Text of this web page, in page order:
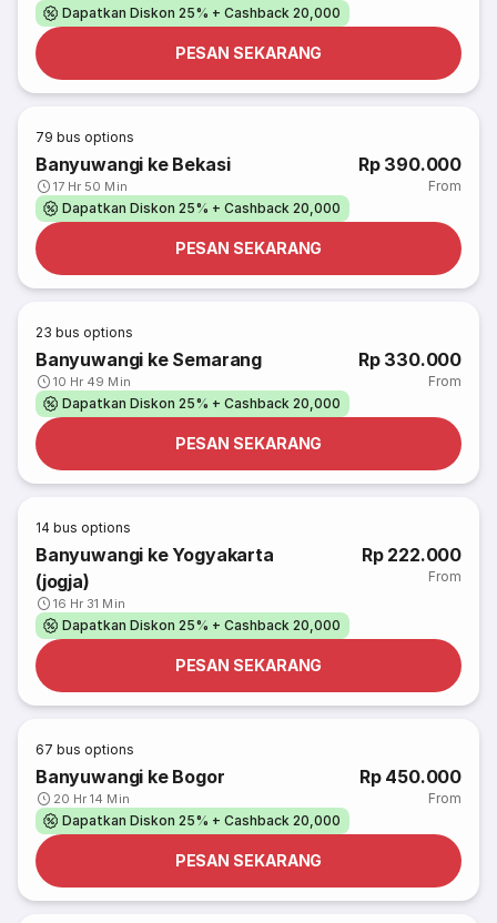
Dapatkan Diskon 25% + Cashback 20,000
PESAN SEKARANG
79 bus options
Banyuwangi ke Bekasi
17 Hr 50 Min
Rp 390.000
From
Dapatkan Diskon 25% + Cashback 20,000
PESAN SEKARANG
23 bus options
Banyuwangi ke Semarang
10 Hr 49 Min
Rp 330.000
From
Dapatkan Diskon 25% + Cashback 20,000
PESAN SEKARANG
14 bus options
Banyuwangi ke Yogyakarta
(jogja)
16 Hr 31 Min
Rp 222.000
From
Dapatkan Diskon 25% + Cashback 20,000
PESAN SEKARANG
67 bus options
Banyuwangi ke Bogor
20 Hr 14 Min
Rp 450.000
From
Dapatkan Diskon 25% + Cashback 20,000
PESAN SEKARANG